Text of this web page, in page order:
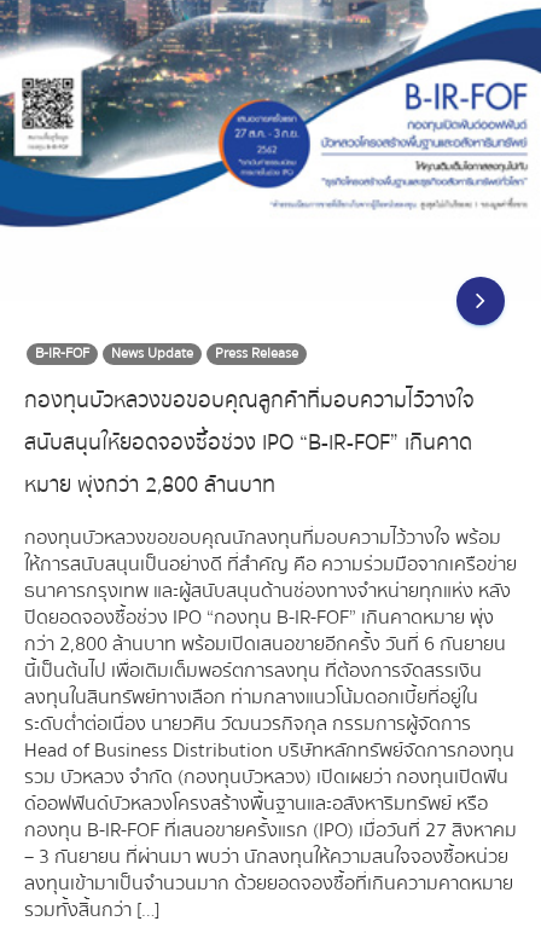
B-IR-FOF News Update Press Release
กองทุนบัวหลวงขอขอบคุณลูกค้าที่มอบความไว้วางใจ
สนับสนุนให้ยอดจองซื้อช่วง IPO “B-IR-FOF” เกินคาด
หมาย พุ่งกว่า 2,800 ล้านบาท
กองทุนบัวหลวงขอขอบคุณนักลงทุนที่มอบความไว้วางใจ พร้อม
ให้การสนับสนุนเป็นอย่างดี ที่สำคัญ คือ ความร่วมมือจากเครือข่าย
ธนาคารกรุงเทพ และผู้สนับสนุนด้านช่องทางจำหน่ายทุกแห่ง หลัง
ปิดยอดจองซื้อช่วง IPO “กองทุน B-IR-FOF” เกินคาดหมาย พุ่ง
กว่า 2,800 ล้านบาท พร้อมเปิดเสนอขายอีกครั้ง วันที่ 6 กันยายน
นี้เป็นต้นไป เพื่อเติมเต็มพอร์ตการลงทุน ที่ต้องการจัดสรรเงิน
ลงทุนในสินทรัพย์ทางเลือก ท่ามกลางแนวโน้มดอกเบี้ยที่อยู่ใน
ระดับต่ำต่อเนื่อง นายวศิน วัฒนวรกิจกุล กรรมการผู้จัดการ
Head of Business Distribution บริษัทหลักทรัพย์จัดการกองทุน
รวม บัวหลวง จำกัด (กองทุนบัวหลวง) เปิดเผยว่า กองทุนเปิดฟัน
ด์ออฟฟันด์บัวหลวงโครงสร้างพื้นฐานและอสังหาริมทรัพย์ หรือ
กองทุน B-IR-FOF ที่เสนอขายครั้งแรก (IPO) เมื่อวันที่ 27 สิงหาคม
– 3 กันยายน ที่ผ่านมา พบว่า นักลงทุนให้ความสนใจจองซื้อหน่วย
ลงทุนเข้ามาเป็นจำนวนมาก ด้วยยอดจองซื้อที่เกินความคาดหมาย
รวมทั้งสิ้นกว่า […]